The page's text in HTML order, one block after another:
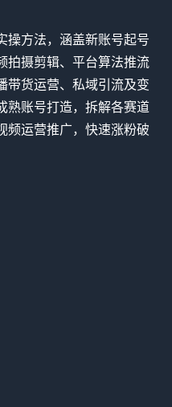
操方法，涵盖新账号起号
拍摄剪辑、平台算法推流
带货运营、私域引流及变
熟账号打造，拆解各赛道
频运营推广，快速涨粉破